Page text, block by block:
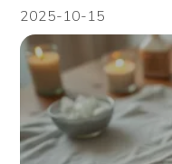
2025-10-15